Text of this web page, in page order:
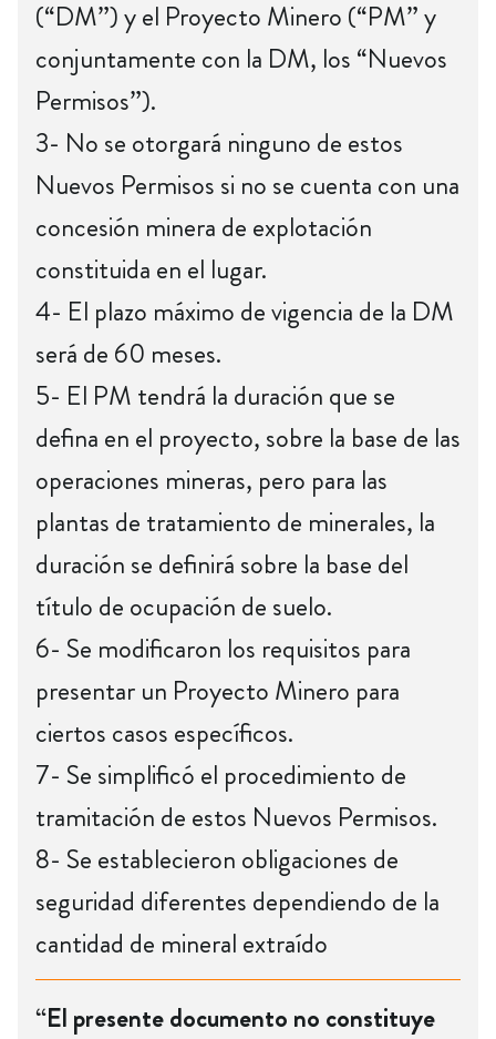
(“DM”) y el Proyecto Minero (“PM” y
conjuntamente con la DM, los “Nuevos
Permisos”).
3- No se otorgará ninguno de estos
Nuevos Permisos si no se cuenta con una
concesión minera de explotación
constituida en el lugar.
4- El plazo máximo de vigencia de la DM
será de 60 meses.
5- El PM tendrá la duración que se
defina en el proyecto, sobre la base de las
operaciones mineras, pero para las
plantas de tratamiento de minerales, la
duración se definirá sobre la base del
título de ocupación de suelo.
6- Se modificaron los requisitos para
presentar un Proyecto Minero para
ciertos casos específicos.
7- Se simplificó el procedimiento de
tramitación de estos Nuevos Permisos.
8- Se establecieron obligaciones de
seguridad diferentes dependiendo de la
cantidad de mineral extraído
“El presente documento no constituye